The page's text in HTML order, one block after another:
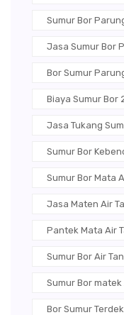
Sumur Bor
Jasa Sumur Bor
Bor Sumur
Biaya Sumur Bor
Jasa Tukang
Sumur Bor
Sumur Bor Mata
Jasa Maten Air
Pantek Mata Air
Sumur Bor Air
Sumur Bor matek
Bor Sumur